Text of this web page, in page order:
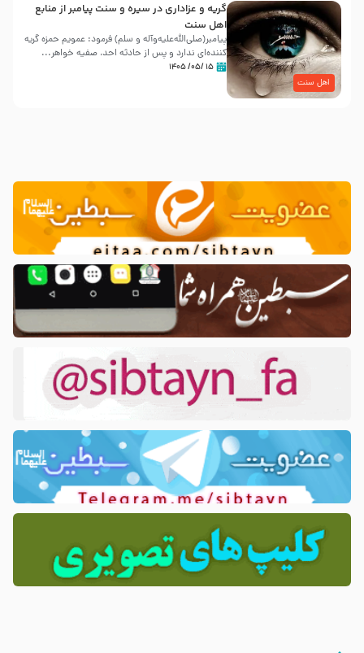
اهل سنت
گریه و عزاداری در سیره و سنت پیامبر از منابع
اهل سنت
پیامبر(صلی‌الله‌علیه‌وآله و سلم) فرمود: عمویم حمزه گریه
کننده‌ای ندارد و پس از حادثه احد، صفیه خواهر...
۱۵ /۰۵/ ۱۴۰۵